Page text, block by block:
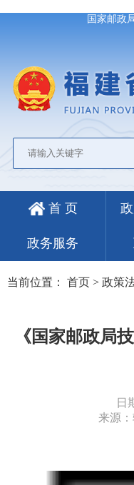
国家邮政
首 页
政务服务
当前位置： 首页 > 政策
《国家邮政局
日
来源